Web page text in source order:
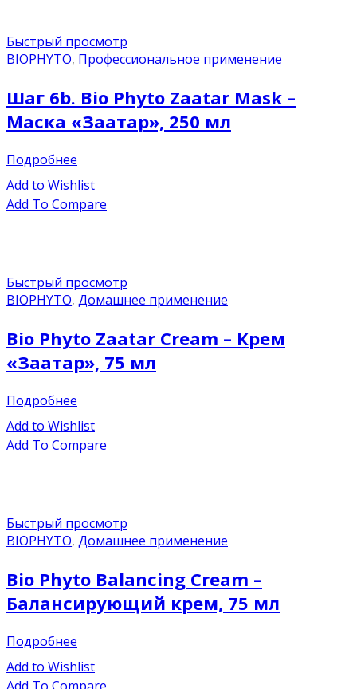
Быстрый просмотр
BIOPHYTO, Профессиональное применение
Шаг 6b. Bio Phyto Zaatar Mask –
Маска «Заатар», 250 мл
Подробнее
Add to Wishlist
Add To Compare
Быстрый просмотр
BIOPHYTO, Домашнее применение
Bio Phyto Zaatar Cream – Крем
«Заатар», 75 мл
Подробнее
Add to Wishlist
Add To Compare
Быстрый просмотр
BIOPHYTO, Домашнее применение
Bio Phyto Balancing Cream –
Балансирующий крем, 75 мл
Подробнее
Add to Wishlist
Add To Compare